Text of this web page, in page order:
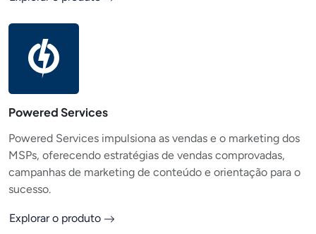
Powered Services
Powered Services impulsiona as vendas e o marketing dos
MSPs, oferecendo estratégias de vendas comprovadas,
campanhas de marketing de conteúdo e orientação para o
sucesso.
Explorar o produto